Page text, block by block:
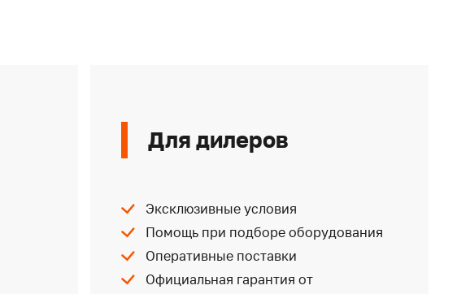
Для дилеров
Эксклюзивные условия
Помощь при подборе оборудования
Оперативные поставки
Официальная гарантия от